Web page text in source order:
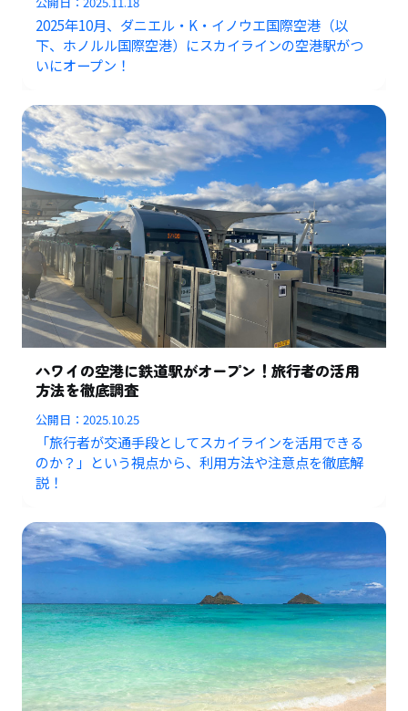
2025年10月、ダニエル・K・イノウエ国際空港（以
下、ホノルル国際空港）にスカイラインの空港駅がつ
いにオープン！
ハワイの空港に鉄道駅がオープン！旅行者の活用
方法を徹底調査
公開日：2025.10.25
「旅行者が交通手段としてスカイラインを活用できる
のか？」という視点から、利用方法や注意点を徹底解
説！